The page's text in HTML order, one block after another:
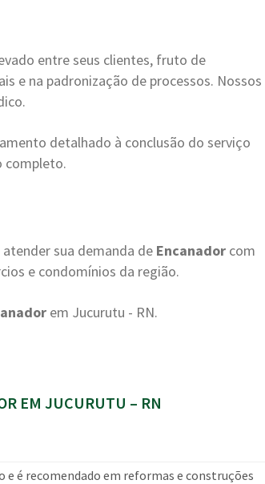
entre seus clientes, fruto de
e na padronização de processos. Nossos
detalhado à conclusão do serviço
completo.
sua demanda de Encanador com
e condomínios da região.
em Jucurutu - RN.
EM JUCURUTU – RN
e é recomendado em reformas e construções